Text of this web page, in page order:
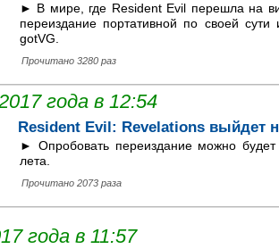
► В мире, где Resident Evil перешла на
переиздание портативной по своей
gotVG.
Прочитано 3280 раз
года в 12:54
Resident Evil: Revelations выйдет
► Опробовать переиздание можно
лета.
Прочитано 2073 раза
года в 11:57